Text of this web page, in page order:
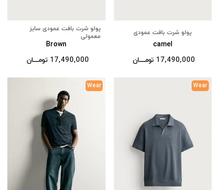
پولو شرت بافت عمودی
camel
17,490,000 تومــــــان
پولو شرت بافت عمودی سایز
معمولی
Brown
17,490,000 تومــــــان
Wear
Wear